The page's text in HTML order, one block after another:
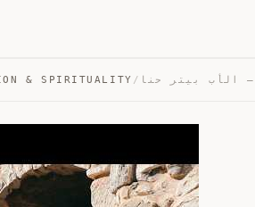
& SPIRITUALITY /